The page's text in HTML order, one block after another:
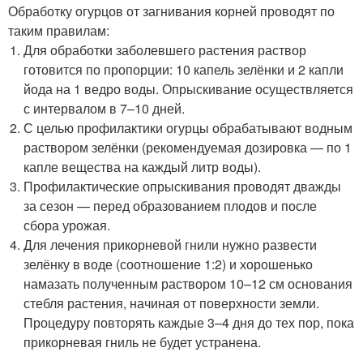
Обработку огурцов от загнивания корней проводят по
таким правилам:
Для обработки заболевшего растения раствор
готовится по пропорции: 10 капель зелёнки и 2 капли
йода на 1 ведро воды. Опрыскивание осуществляется
с интервалом в 7–10 дней.
С целью профилактики огурцы обрабатывают водным
раствором зелёнки (рекомендуемая дозировка — по 1
капле вещества на каждый литр воды).
Профилактические опрыскивания проводят дважды
за сезон — перед образованием плодов и после
сбора урожая.
Для лечения прикорневой гнили нужно развести
зелёнку в воде (соотношение 1:2) и хорошенько
намазать полученным раствором 10–12 см основания
стебля растения, начиная от поверхности земли.
Процедуру повторять каждые 3–4 дня до тех пор, пока
прикорневая гниль не будет устранена.